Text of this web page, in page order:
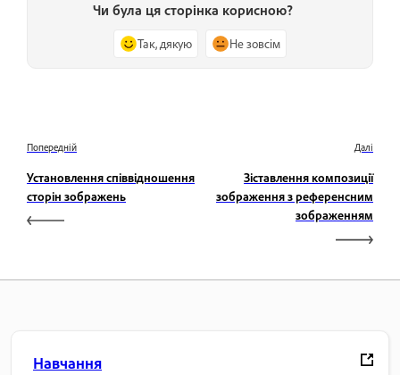
Чи була ця сторінка корисною?
Так, дякую Не зовсім
Попередній
Установлення співвідношення
сторін зображень
Далі
Зіставлення композиції
зображення з референсним
зображенням
Навчання